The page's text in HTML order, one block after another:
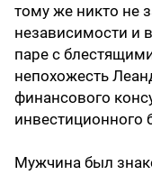
тому же никто не
независимости и
паре с
непохожесть
финансового
инвестиционного
Мужчина был